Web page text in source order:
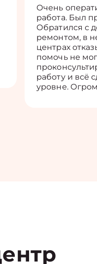
Очень
работа. Был
Обратился с
ремонтом, в
центрах
помочь не
работу и всё
уровне.